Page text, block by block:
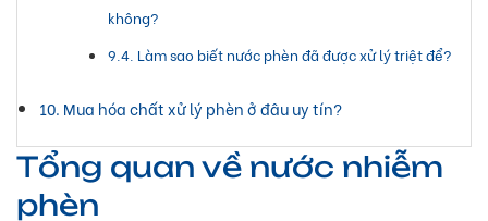
không?
Làm sao biết nước phèn đã được xử lý triệt để?
Mua hóa chất xử lý phèn ở đâu uy tín?
Tổng quan về nước nhiễm
phèn